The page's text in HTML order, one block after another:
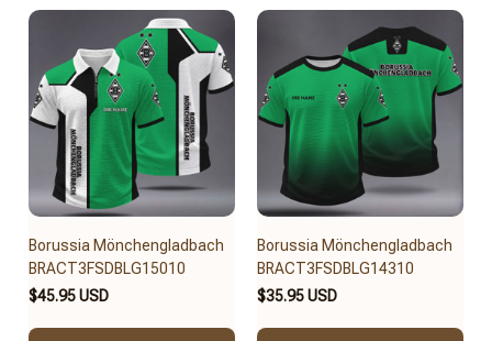
Borussia Mönchengladbach
BRACT3FSDBLG15010
$45.95 USD
Borussia Mönchengladbach
BRACT3FSDBLG14310
$35.95 USD